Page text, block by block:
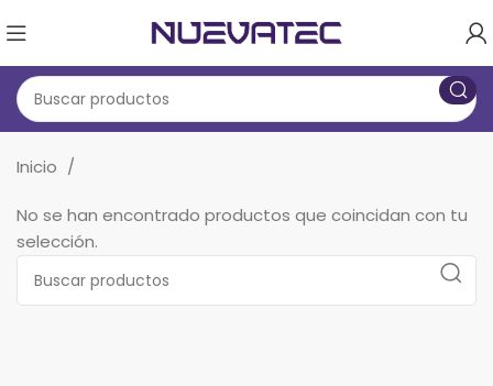
Inicio
No se han encontrado productos que coincidan con tu
selección.